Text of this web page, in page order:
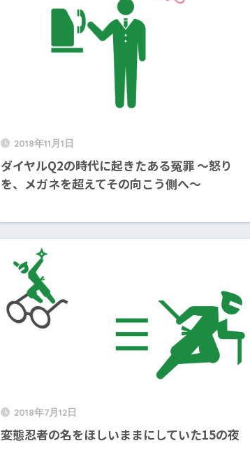
2018年11月1日
ダイヤルQ2の時代に起きたある冤罪 ～怒り
を、メガネを超えてその向こう側へ～
2018年7月12日
変態忍者の名をほしいままにしていた15の夜